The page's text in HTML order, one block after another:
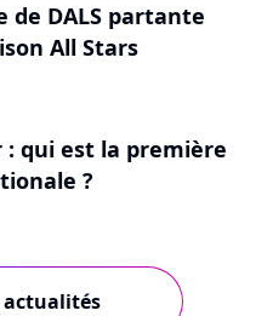
de DALS partante
All Stars
: qui est la première
?
actualités